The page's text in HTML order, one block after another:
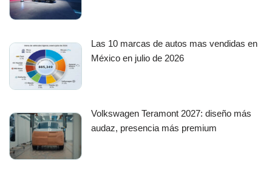
Las 10 marcas de autos mas vendidas en
México en julio de 2026
Volkswagen Teramont 2027: diseño más
audaz, presencia más premium